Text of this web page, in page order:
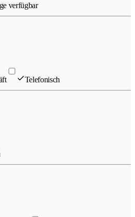
verfügbar
Telefonisch